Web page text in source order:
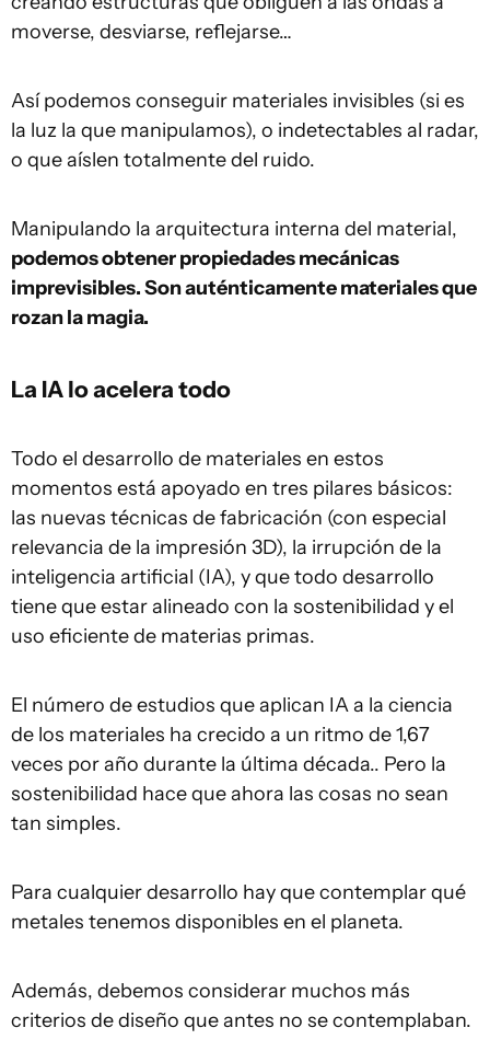
moverse, desviarse, reflejarse…
Así podemos conseguir materiales invisibles (si es
la luz la que manipulamos), o indetectables al radar,
o que aíslen totalmente del ruido.
Manipulando la arquitectura interna del material,
podemos obtener propiedades mecánicas
imprevisibles. Son auténticamente materiales que
rozan la magia.
La IA lo acelera todo
Todo el desarrollo de materiales en estos
momentos está apoyado en tres pilares básicos:
las nuevas técnicas de fabricación (con especial
relevancia de la impresión 3D), la irrupción de la
inteligencia artificial (IA), y que todo desarrollo
tiene que estar alineado con la sostenibilidad y el
uso eficiente de materias primas.
El número de estudios que aplican IA a la ciencia
de los materiales ha crecido a un ritmo de 1,67
veces por año durante la última década.. Pero la
sostenibilidad hace que ahora las cosas no sean
tan simples.
Para cualquier desarrollo hay que contemplar qué
metales tenemos disponibles en el planeta.
Además, debemos considerar muchos más
criterios de diseño que antes no se contemplaban.